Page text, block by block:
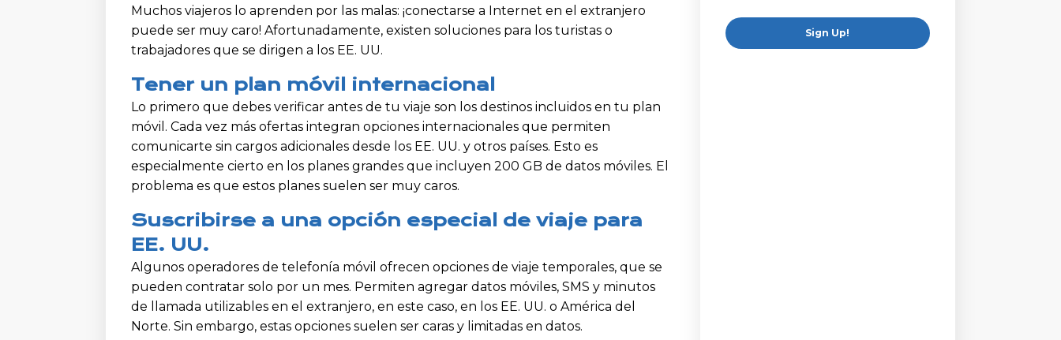
Muchos viajeros lo aprenden por las malas: ¡conectarse a Internet en el extranjero
puede ser muy caro! Afortunadamente, existen soluciones para los turistas o
trabajadores que se dirigen a los EE. UU.
Tener un plan móvil internacional
Lo primero que debes verificar antes de tu viaje son los destinos incluidos en tu plan
móvil. Cada vez más ofertas integran opciones internacionales que permiten
comunicarte sin cargos adicionales desde los EE. UU. y otros países. Esto es
especialmente cierto en los planes grandes que incluyen 200 GB de datos móviles. El
problema es que estos planes suelen ser muy caros.
Suscribirse a una opción especial de viaje para
EE. UU.
Algunos operadores de telefonía móvil ofrecen opciones de viaje temporales, que se
pueden contratar solo por un mes. Permiten agregar datos móviles, SMS y minutos
de llamada utilizables en el extranjero, en este caso, en los EE. UU. o América del
Norte. Sin embargo, estas opciones suelen ser caras y limitadas en datos.
Sign Up!